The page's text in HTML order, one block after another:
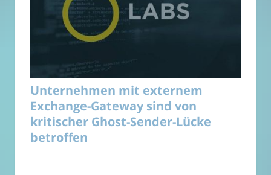
Unternehmen mit externem
Exchange-Gateway sind von
kritischer Ghost-Sender-Lücke
betroffen